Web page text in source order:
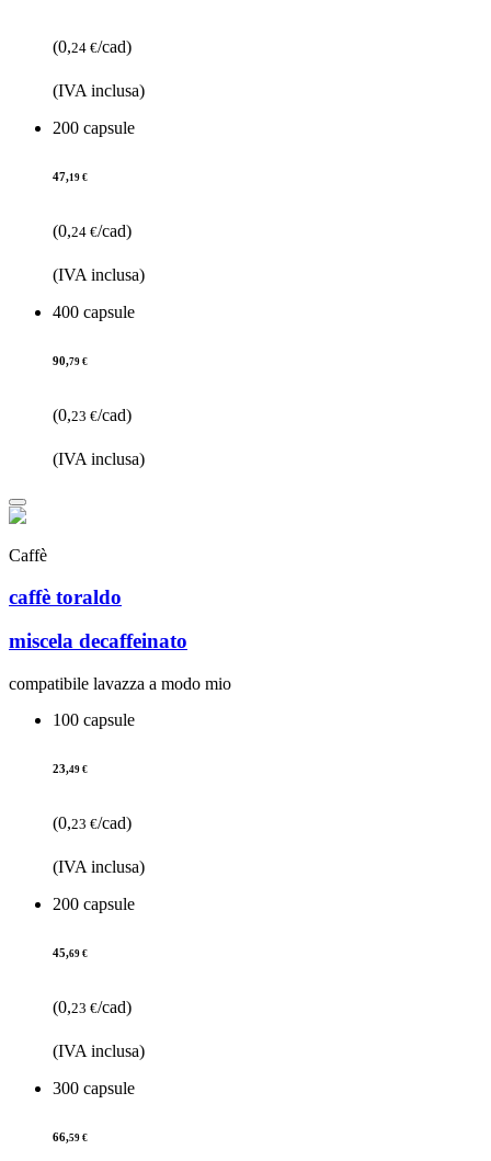
(0,24 €/cad)
(IVA inclusa)
200 capsule
47,19 €
(0,24 €/cad)
(IVA inclusa)
400 capsule
90,79 €
(0,23 €/cad)
(IVA inclusa)
Caffè
caffè toraldo
miscela decaffeinato
compatibile lavazza a modo mio
100 capsule
23,49 €
(0,23 €/cad)
(IVA inclusa)
200 capsule
45,69 €
(0,23 €/cad)
(IVA inclusa)
300 capsule
66,59 €